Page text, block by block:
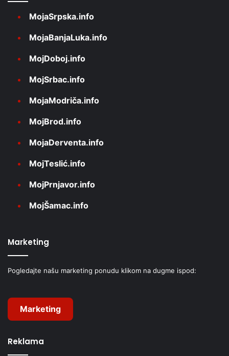
MojaSrpska.info
MojaBanjaLuka.info
MojDoboj.info
MojSrbac.info
MojaModriča.info
MojBrod.info
MojaDerventa.info
MojTeslić.info
MojPrnjavor.info
MojŠamac.info
Marketing
Pogledajte našu marketing ponudu klikom na dugme ispod:
Marketing
Reklama